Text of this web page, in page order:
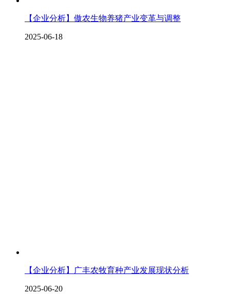
【企业分析】傲农生物养猪产业变革与调整
2025-06-18
【企业分析】广丰农牧育种产业发展现状分析
2025-06-20